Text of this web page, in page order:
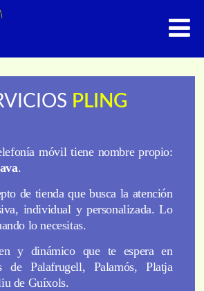
– SERVEIS
PLING
móvil tiene nombre propio:
.
de tienda que busca la atención
individual y personalizada. Lo
lo necesitas.
y dinámico que te espera en
de Palafrugell, Palamós, Platja
de Guíxols.